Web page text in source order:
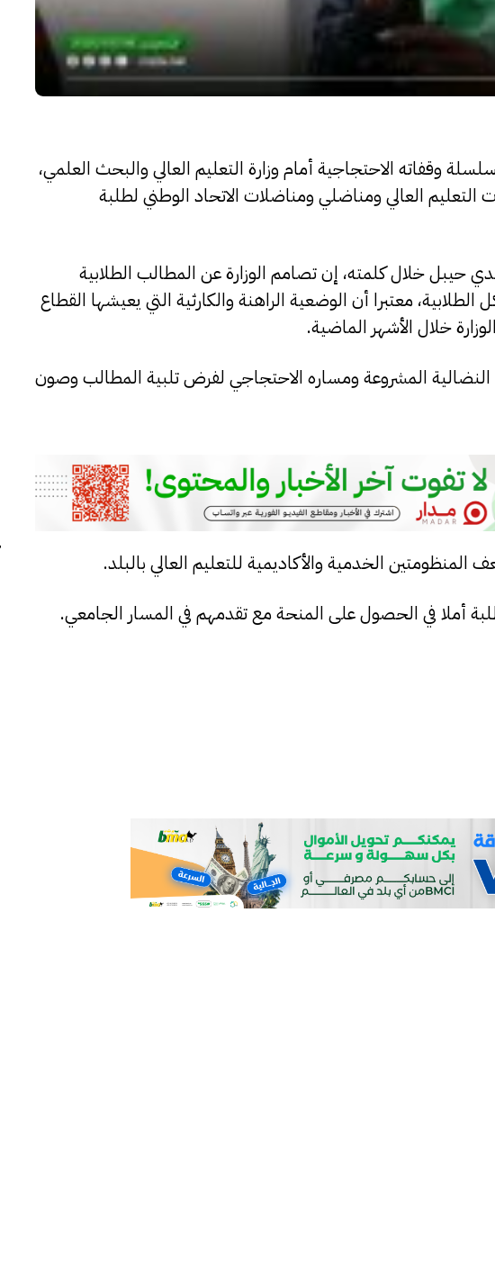
وقفاته الاحتجاجية أمام وزارة التعليم العالي والبحث العلمي،
العالي ومناضلي ومناضلات الاتحاد الوطني لطلبة
حيبل خلال كلمته، إن تصامم الوزارة عن المطالب الطلابية
معتبرا أن الوضعية الراهنة والكارثية التي يعيشها القطاع
خلال الأشهر الماضية.
المشروعة ومساره الاحتجاجي لفرض تلبية المطالب وصون
الخدمية والأكاديمية للتعليم العالي بالبلد.
أملا في الحصول على المنحة مع تقدمهم في المسار الجامعي.